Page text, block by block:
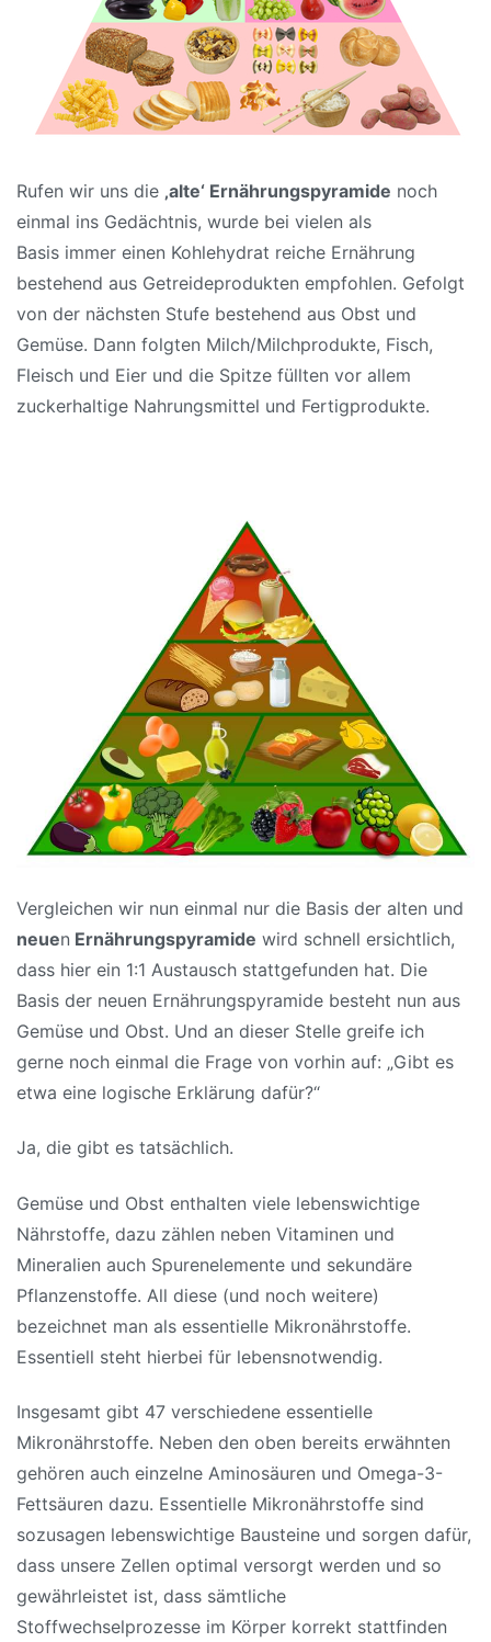
Rufen wir uns die ‚alte‘ Ernährungspyramide noch
einmal ins Gedächtnis, wurde bei vielen als
Basis immer einen Kohlehydrat reiche Ernährung
bestehend aus Getreideprodukten empfohlen. Gefolgt
von der nächsten Stufe bestehend aus Obst und
Gemüse. Dann folgten Milch/Milchprodukte, Fisch,
Fleisch und Eier und die Spitze füllten vor allem
zuckerhaltige Nahrungsmittel und Fertigprodukte.
Vergleichen wir nun einmal nur die Basis der alten und
neuen Ernährungspyramide wird schnell ersichtlich,
dass hier ein 1:1 Austausch stattgefunden hat. Die
Basis der neuen Ernährungspyramide besteht nun aus
Gemüse und Obst. Und an dieser Stelle greife ich
gerne noch einmal die Frage von vorhin auf: „Gibt es
etwa eine logische Erklärung dafür?“
Ja, die gibt es tatsächlich.
Gemüse und Obst enthalten viele lebenswichtige
Nährstoffe, dazu zählen neben Vitaminen und
Mineralien auch Spurenelemente und sekundäre
Pflanzenstoffe. All diese (und noch weitere)
bezeichnet man als essentielle Mikronährstoffe.
Essentiell steht hierbei für lebensnotwendig.
Insgesamt gibt 47 verschiedene essentielle
Mikronährstoffe. Neben den oben bereits erwähnten
gehören auch einzelne Aminosäuren und Omega-3-
Fettsäuren dazu. Essentielle Mikronährstoffe sind
sozusagen lebenswichtige Bausteine und sorgen dafür,
dass unsere Zellen optimal versorgt werden und so
gewährleistet ist, dass sämtliche
Stoffwechselprozesse im Körper korrekt stattfinden